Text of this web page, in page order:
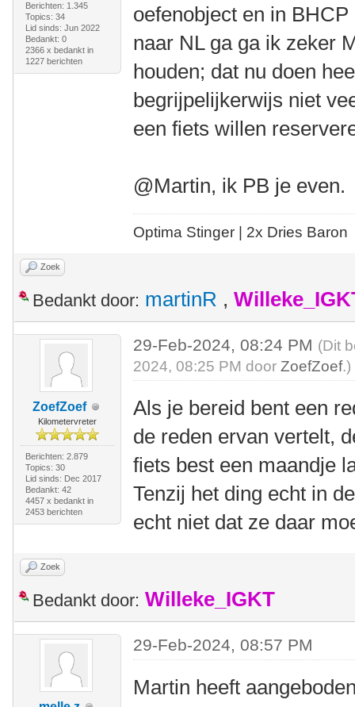
Berichten: 1.345
Topics: 34
Lid sinds: Jun 2022
Bedankt: 0
2366 x bedankt in
1227 berichten
oefenobject en in
naar NL ga ga ik zeker
houden; dat nu doen
begrijpelijkerwijs niet
een fiets willen
@Martin, ik PB je even.
Optima Stinger | 2x Dries Baron
Zoek
Bedankt door: martinR ,
ZoefZoef
Kilometervreter
Berichten: 2.879
Topics: 30
Lid sinds: Dec 2017
Bedankt: 42
4457 x bedankt in
2453 berichten
29-Feb-2024, 08:24 PM (Dit
2024, 08:25 PM doorZoefZoef.)
Als je bereid bent een
de reden ervan vertelt,
fiets best een maandje
Tenzij het ding echt in
echt niet dat ze daar
Zoek
Bedankt door: Willeke_IGKT
29-Feb-2024, 08:57 PM
Martin heeft